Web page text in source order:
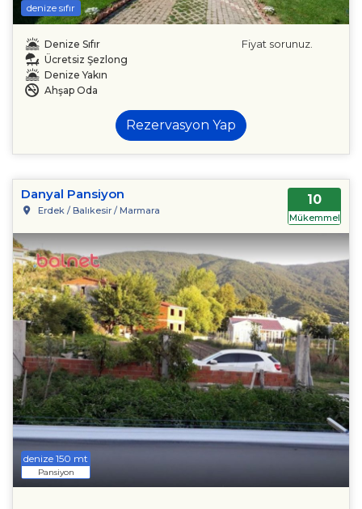
denize sıfır
Denize Sıfır
Ücretsiz Şezlong
Denize Yakın
Ahşap Oda
Fiyat sorunuz.
Rezervasyon Yap
Danyal Pansiyon
Erdek / Balıkesir / Marmara
10
Mükemmel
denize 150 mt
Pansiyon